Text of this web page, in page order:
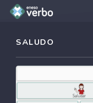
SALUDO